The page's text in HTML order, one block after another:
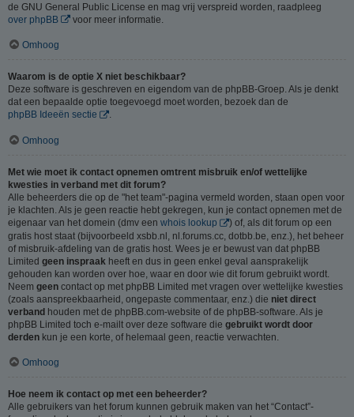
de GNU General Public License en mag vrij verspreid worden, raadpleeg
over phpBB
voor meer informatie.
Omhoog
Waarom is de optie X niet beschikbaar?
Deze software is geschreven en eigendom van de phpBB-Groep. Als je denkt
dat een bepaalde optie toegevoegd moet worden, bezoek dan de
phpBB Ideeën sectie
.
Omhoog
Met wie moet ik contact opnemen omtrent misbruik en/of wettelijke
kwesties in verband met dit forum?
Alle beheerders die op de "het team"-pagina vermeld worden, staan open voor
je klachten. Als je geen reactie hebt gekregen, kun je contact opnemen met de
eigenaar van het domein (dmv een whois lookup
) of, als dit forum op een
gratis host staat (bijvoorbeeld xsbb.nl, nl.forums.cc, dotbb.be, enz.), het beheer
of misbruik-afdeling van de gratis host. Wees je er bewust van dat phpBB
Limited geen inspraak heeft en dus in geen enkel geval aansprakelijk
gehouden kan worden over hoe, waar en door wie dit forum gebruikt wordt.
Neem geen contact op met phpBB Limited met vragen over wettelijke kwesties
(zoals aanspreekbaarheid, ongepaste commentaar, enz.) die niet direct
verband houden met de phpBB.com-website of de phpBB-software. Als je
phpBB Limited toch e-mailt over deze software die gebruikt wordt door
derden kun je een korte, of helemaal geen, reactie verwachten.
Omhoog
Hoe neem ik contact op met een beheerder?
Alle gebruikers van het forum kunnen gebruik maken van het “Contact”-